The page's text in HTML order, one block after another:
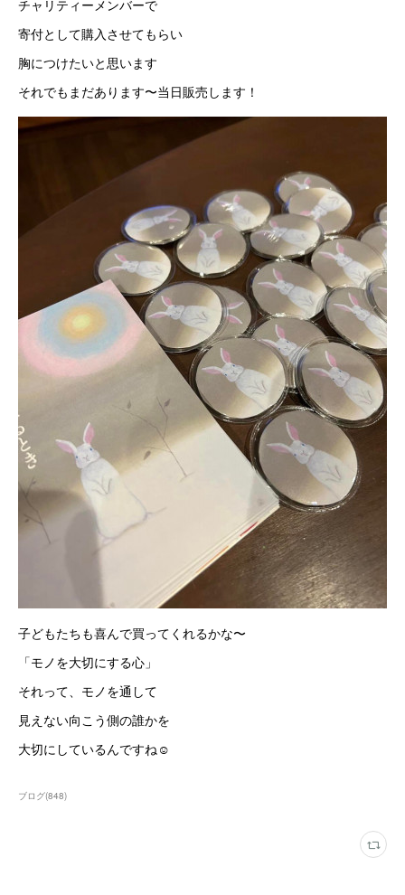
チャリティーメンバーで
寄付として購入させてもらい
胸につけたいと思います
それでもまだあります〜当日販売します！
子どもたちも喜んで買ってくれるかな〜
「モノを大切にする心」
それって、モノを通して
見えない向こう側の誰かを
大切にしているんですね☺️
ブログ(848)